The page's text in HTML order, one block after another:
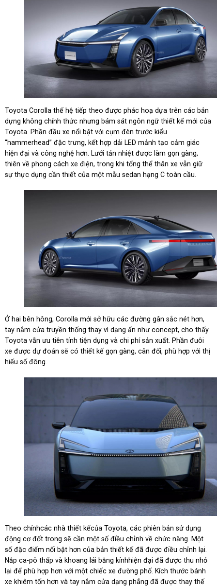
Toyota Corolla thế hệ tiếp theo được phác hoạ dựa trên các bản
dựng không chính thức nhưng bám sát ngôn ngữ thiết kế mới của
Toyota. Phần đầu xe nổi bật với cụm đèn trước kiểu
“hammerhead” đặc trưng, kết hợp dải LED mảnh tạo cảm giác
hiện đại và công nghệ hơn. Lưới tản nhiệt được làm gọn gàng,
thiên về phong cách xe điện, trong khi tổng thể thân xe vẫn giữ
sự thực dụng cần thiết của một mẫu sedan hạng C toàn cầu.
Ở hai bên hông, Corolla mới sở hữu các đường gân sắc nét hơn,
tay nắm cửa truyền thống thay vì dạng ẩn như concept, cho thấy
Toyota vẫn ưu tiên tính tiện dụng và chi phí sản xuất. Phần đuôi
xe được dự đoán sẽ có thiết kế gọn gàng, cân đối, phù hợp với thị
hiếu số đông.
Theo chínhcác nhà thiết kếcủa Toyota, các phiên bản sử dụng
động cơ đốt trong sẽ cần một số điều chỉnh về chức năng. Một
số đặc điểm nổi bật hơn của bản thiết kế đã được điều chỉnh lại.
Nắp ca-pô thấp và khoang lái bằng kínhhiện đại đã được thu nhỏ
lại để phù hợp hơn với một chiếc xe đường phố. Kích thước bánh
xe khiêm tốn hơn và tay nắm cửa dạng phẳng đã được thay thế